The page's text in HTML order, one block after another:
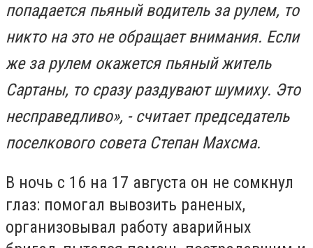
попадается пьяный водитель за рулем, то
никто на это не обращает внимания. Если
же за рулем окажется пьяный житель
Сартаны, то сразу раздувают шумиху. Это
несправедливо», - считает председатель
поселкового совета Степан Махсма.
В ночь с 16 на 17 августа он не сомкнул
глаз: помогал вывозить раненых,
организовывал работу аварийных